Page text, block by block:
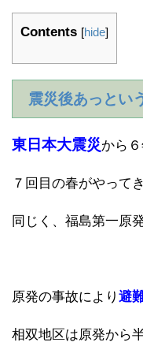
Contents [hide]
震災後あっとい
東日本大震災から６
７回目の春がやって
同じく、福島第一原
原発の事故により 避
相双地区は原発から